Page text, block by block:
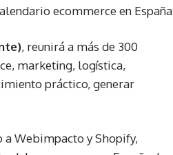
ecommerce en
, reunirá a más de 300
marketing, logística,
práctico, generar
Webimpacto y Shopify,